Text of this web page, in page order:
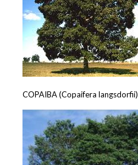
COPAIBA (Copaifera langsdorfii)